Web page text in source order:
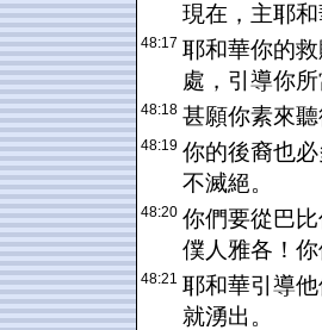
現在，主耶
48:17 耶和華你的
處，引導你所
48:18 甚願你素來
48:19 你的後裔也
不滅絕。
48:20 你們要從巴
僕人雅各！
48:21 耶和華引導
就湧出。